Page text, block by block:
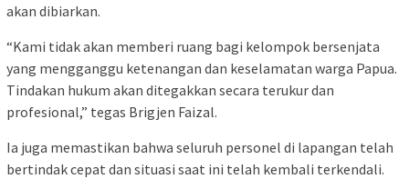
akan dibiarkan.
“Kami tidak akan memberi ruang bagi kelompok bersenjata
yang mengganggu ketenangan dan keselamatan warga Papua.
Tindakan hukum akan ditegakkan secara terukur dan
profesional,” tegas Brigjen Faizal.
Ia juga memastikan bahwa seluruh personel di lapangan telah
bertindak cepat dan situasi saat ini telah kembali terkendali.